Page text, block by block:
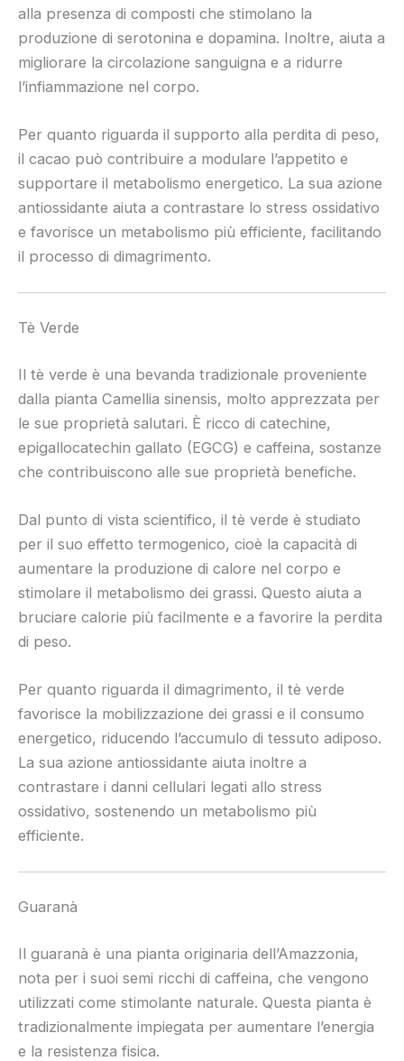
alla presenza di composti che stimolano la
produzione di serotonina e dopamina. Inoltre, aiuta a
migliorare la circolazione sanguigna e a ridurre
l’infiammazione nel corpo.
Per quanto riguarda il supporto alla perdita di peso,
il cacao può contribuire a modulare l’appetito e
supportare il metabolismo energetico. La sua azione
antiossidante aiuta a contrastare lo stress ossidativo
e favorisce un metabolismo più efficiente, facilitando
il processo di dimagrimento.
Tè Verde
Il tè verde è una bevanda tradizionale proveniente
dalla pianta Camellia sinensis, molto apprezzata per
le sue proprietà salutari. È ricco di catechine,
epigallocatechin gallato (EGCG) e caffeina, sostanze
che contribuiscono alle sue proprietà benefiche.
Dal punto di vista scientifico, il tè verde è studiato
per il suo effetto termogenico, cioè la capacità di
aumentare la produzione di calore nel corpo e
stimolare il metabolismo dei grassi. Questo aiuta a
bruciare calorie più facilmente e a favorire la perdita
di peso.
Per quanto riguarda il dimagrimento, il tè verde
favorisce la mobilizzazione dei grassi e il consumo
energetico, riducendo l’accumulo di tessuto adiposo.
La sua azione antiossidante aiuta inoltre a
contrastare i danni cellulari legati allo stress
ossidativo, sostenendo un metabolismo più
efficiente.
Guaranà
Il guaranà è una pianta originaria dell’Amazzonia,
nota per i suoi semi ricchi di caffeina, che vengono
utilizzati come stimolante naturale. Questa pianta è
tradizionalmente impiegata per aumentare l’energia
e la resistenza fisica.